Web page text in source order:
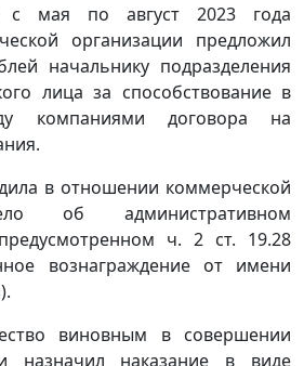
с мая по август 2023 года
организации предложил
начальнику подразделения
лица за способствование в
компаниями договора на
в отношении коммерческой
об административном
ч. 2 ст. 19.28
вознаграждение от имени
виновным в совершении
назначил наказание в виде